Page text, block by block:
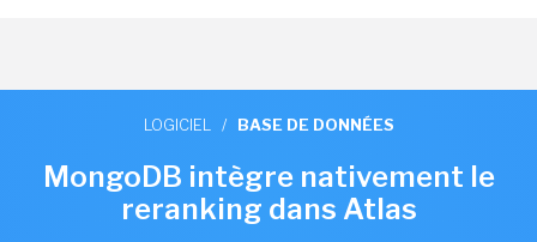
LOGICIEL / BASE DE DONNÉES
MongoDB intègre nativement le
reranking dans Atlas